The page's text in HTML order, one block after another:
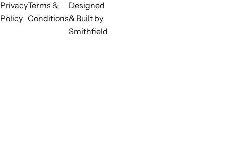
Privacy
Policy
Terms &
Conditions
Designed
& Built by
Smithfield